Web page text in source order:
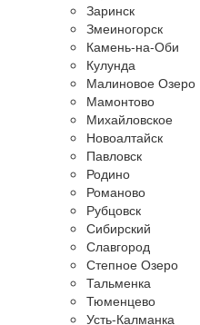
Заринск
Змеиногорск
Камень-на-Оби
Кулунда
Малиновое Озеро
Мамонтово
Михайловское
Новоалтайск
Павловск
Родино
Романово
Рубцовск
Сибирский
Славгород
Степное Озеро
Тальменка
Тюменцево
Усть-Калманка